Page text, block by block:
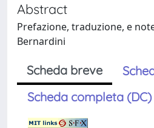
Abstract
Prefazione, traduzione, e
Bernardini
Scheda breve
Scheda completa (DC)